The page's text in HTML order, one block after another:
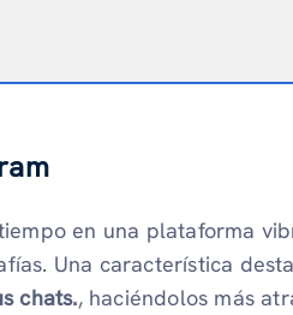
en una plataforma
Una característica
chats., haciéndolos más